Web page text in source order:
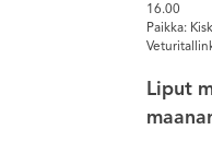
16.00
Paikka:
Liput